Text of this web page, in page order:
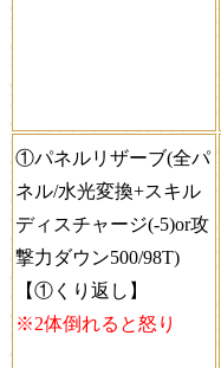
①パネルリザーブ(全パ
ネル/水光変換+スキル
ディスチャージ(-5)or攻
撃力ダウン500/98T)
【①くり返し】
※2体倒れると怒り